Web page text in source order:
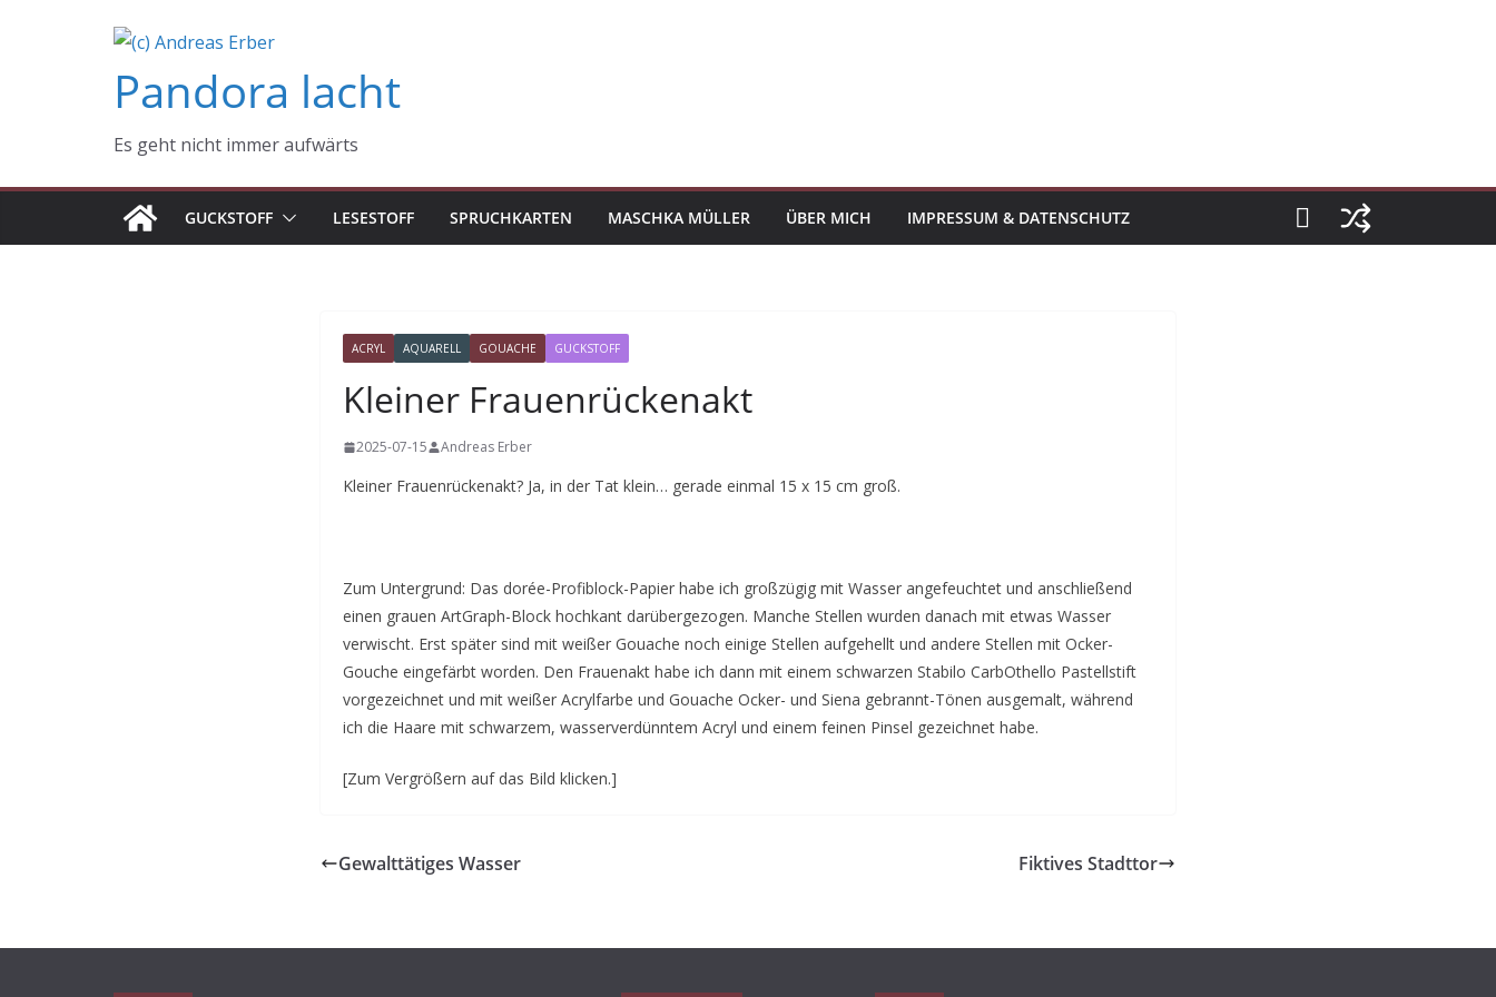
Pandora lacht
Es geht nicht immer aufwärts
GUCKSTOFF LESESTOFF SPRUCHKARTEN MASCHKA MÜLLER ÜBER MICH IMPRESSUM & DATENSCHUTZ
ACRYL AQUARELL GOUACHE GUCKSTOFF
Kleiner Frauenrückenakt
2025-07-15 Andreas Erber
Kleiner Frauenrückenakt? Ja, in der Tat klein… gerade einmal 15 x 15 cm groß.
Zum Untergrund: Das dorée-Profiblock-Papier habe ich großzügig mit Wasser angefeuchtet und anschließend
einen grauen ArtGraph-Block hochkant darübergezogen. Manche Stellen wurden danach mit etwas Wasser
verwischt. Erst später sind mit weißer Gouache noch einige Stellen aufgehellt und andere Stellen mit Ocker-
Gouche eingefärbt worden. Den Frauenakt habe ich dann mit einem schwarzen Stabilo CarbOthello Pastellstift
vorgezeichnet und mit weißer Acrylfarbe und Gouache Ocker- und Siena gebrannt-Tönen ausgemalt, während
ich die Haare mit schwarzem, wasserverdünntem Acryl und einem feinen Pinsel gezeichnet habe.
[Zum Vergrößern auf das Bild klicken.]
Gewalttätiges Wasser Fiktives Stadttor